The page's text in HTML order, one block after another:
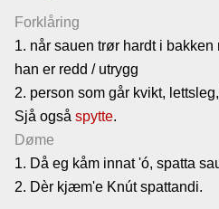
Forklåring
1. når sauen trør hardt i
han er redd / utrygg
2. person som går kvikt,
Sjå også spytte.
Døme
1. Då eg kåm innat 'ó, spatta
2. Dèr kjæm'e Knút spattandi.
vallemålet
Gjestebok
Nyhende
Lenkjer